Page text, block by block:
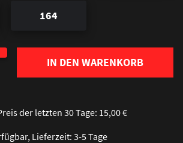
164
Gib den gewünschten Wert
IN DEN WARENKORB
der letzten 30 Tage: 15,00 €
Lieferzeit: 3-5 Tage